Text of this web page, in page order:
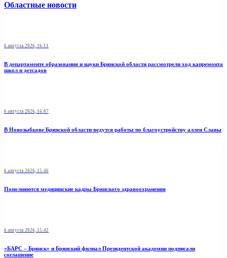
Областные новости
6 августа 2026, 16:11
В департаменте образования и науки Брянской области рассмотрели ход капремонта
школ и детсадов
6 августа 2026, 16:07
В Новозыбкове Брянской области ведутся работы по благоустройству аллеи Славы
6 августа 2026, 15:46
Пополняются медицинские кадры Брянского здравоохранения
6 августа 2026, 15:42
«БАРС – Брянск» и Брянский филиал Президентской академии подписали
соглашение